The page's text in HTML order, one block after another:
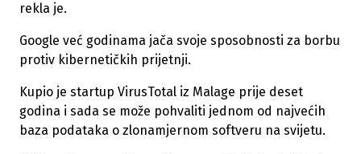
rekla je.
Google već godinama jača svoje sposobnosti za borbu
protiv kibernetičkih prijetnji.
Kupio je startup VirusTotal iz Malage prije deset
godina i sada se može pohvaliti jednom od najvećih
baza podataka o zlonamjernom softveru na svijetu.